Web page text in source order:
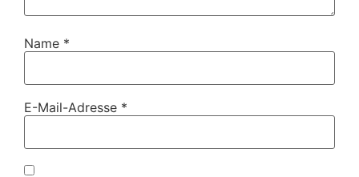
Name *
E-Mail-Adresse *